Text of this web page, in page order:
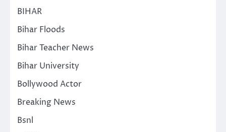
BIHAR
Bihar Floods
Bihar Teacher News
Bihar University
Bollywood Actor
Breaking News
Bsnl